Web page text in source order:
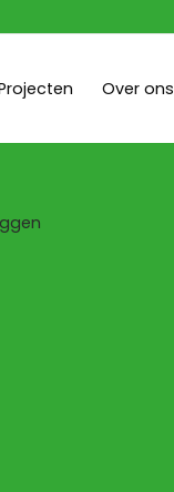
Over ons